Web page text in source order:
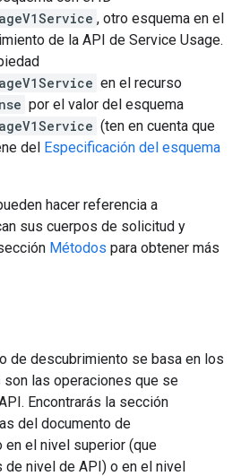
, otro esquema en el
de la API de Service Usage.
en el recurso
por el valor del esquema
(ten en cuenta que
del Especificación del esquema
hacer referencia a
sus cuerpos de solicitud y
Métodos para obtener más
de descubrimiento se basa en los
las operaciones que se
Encontrarás la sección
del documento de
el nivel superior (que
nivel de API) o en el nivel